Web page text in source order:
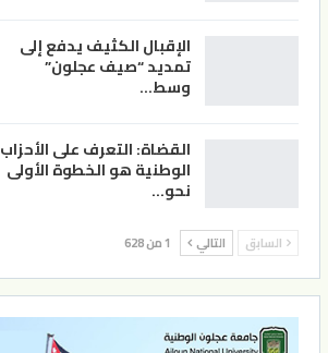
الإقبال الكثيف يدفع إلى
تمديد “صيف عجلون”
وسط…
القضاة: التعرف على الأحزاب
الوطنية هو الخطوة الأولى
نحو…
السابق التالي 1 من 628